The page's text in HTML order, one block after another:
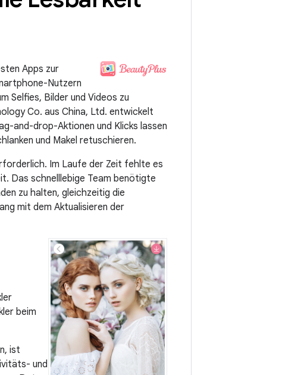
Apps zur
Nutzern
Selfies, Bilder und Videos zu
Co. aus China, Ltd. entwickelt
and-drop-Aktionen und Klicks lassen
und Makel retuschieren.
Im Laufe der Zeit fehlte es
Das schnelllebige Team benötigte
zu halten, gleichzeitig die
mit dem Aktualisieren der
beim
ist
und